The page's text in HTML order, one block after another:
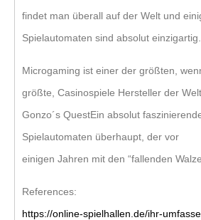
findet man überall auf der Welt und
Spielautomaten sind absolut einzigartig.
Microgaming ist einer der größten,
größte, Casinospiele Hersteller der Welt.
Gonzo´s QuestEin absolut
Spielautomaten überhaupt, der vor
einigen Jahren mit den “fallenden
References:
https://online-spielhallen.de/ihr-